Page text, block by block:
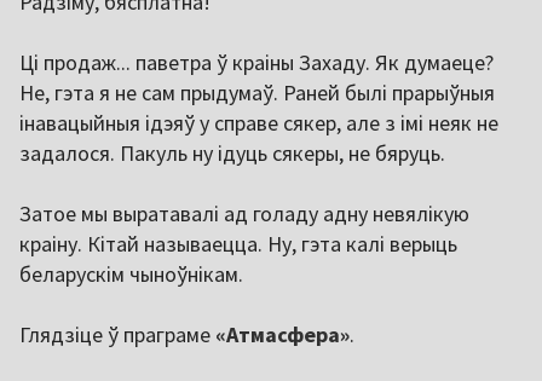
Ці продаж... паветра ў краіны Захаду. Як думаеце?
Не, гэта я не сам прыдумаў. Раней былі прарыўныя
інавацыйныя ідэяў у справе сякер, але з імі неяк не
задалося. Пакуль ну ідуць сякеры, не бяруць.
Затое мы выратавалі ад голаду адну невялікую
краіну. Кітай называецца. Ну, гэта калі верыць
беларускім чыноўнікам.
Глядзіце ў праграме «Атмасфера».